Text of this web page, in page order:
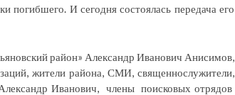
погибшего. И сегодня состоялась передача его
район» Александр Иванович Анисимов,
жители района, СМИ, священнослужители,
Иванович, члены поисковых отрядов